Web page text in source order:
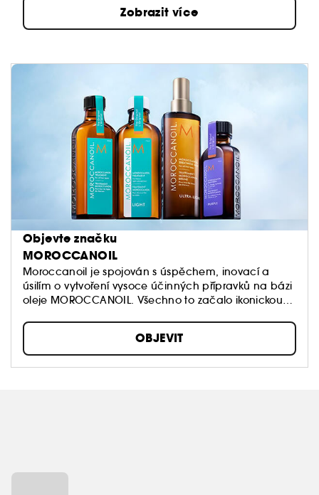
Zobrazit více
Objevte značku
MOROCCANOIL
Moroccanoil je spojován s úspěchem, inovací a
úsilím o vytvoření vysoce účinných přípravků na bázi
oleje MOROCCANOIL. Všechno to začalo ikonickou
celá řada produktů pro péči o vlasy a tělo.
OBJEVIT